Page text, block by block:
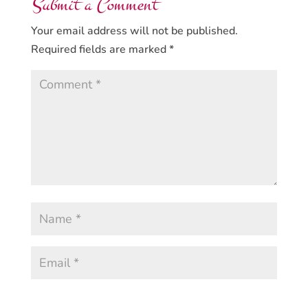
Your email address will not be published.
Required fields are marked*